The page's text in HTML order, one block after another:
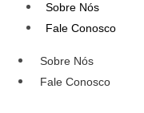
Sobre Nós
Fale Conosco
Sobre Nós
Fale Conosco